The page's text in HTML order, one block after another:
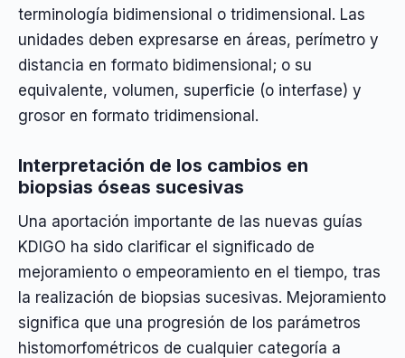
terminología bidimensional o tridimensional. Las
unidades deben expresarse en áreas, perímetro y
distancia en formato bidimensional; o su
equivalente, volumen, superficie (o interfase) y
grosor en formato tridimensional.
Interpretación de los cambios en
biopsias óseas sucesivas
Una aportación importante de las nuevas guías
KDIGO ha sido clarificar el significado de
mejoramiento o empeoramiento en el tiempo, tras
la realización de biopsias sucesivas. Mejoramiento
significa que una progresión de los parámetros
histomorfométricos de cualquier categoría a